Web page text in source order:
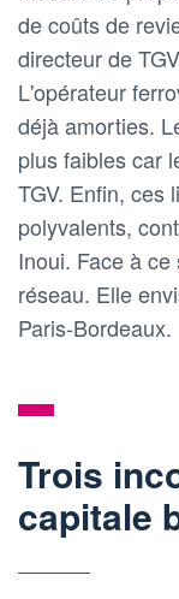
de coûts de
directeur de
L'opérateur
déjà amorties.
plus faibles car
TGV. Enfin, ces
polyvalents,
Inoui. Face à
réseau. Elle
Paris-Bordeaux.
Trois
capitale